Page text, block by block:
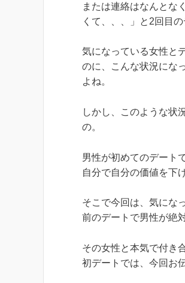
または連絡はなんとな
くて、、、」と2回目
気になっている女性と
のに、こんな状況にな
よね。
しかし、このような状
の。
男性が初めてのデート
自分で自分の価値を下
そこで今回は、気にな
前のデートで男性が絶
その女性と本気で付き
初デートでは、今回お